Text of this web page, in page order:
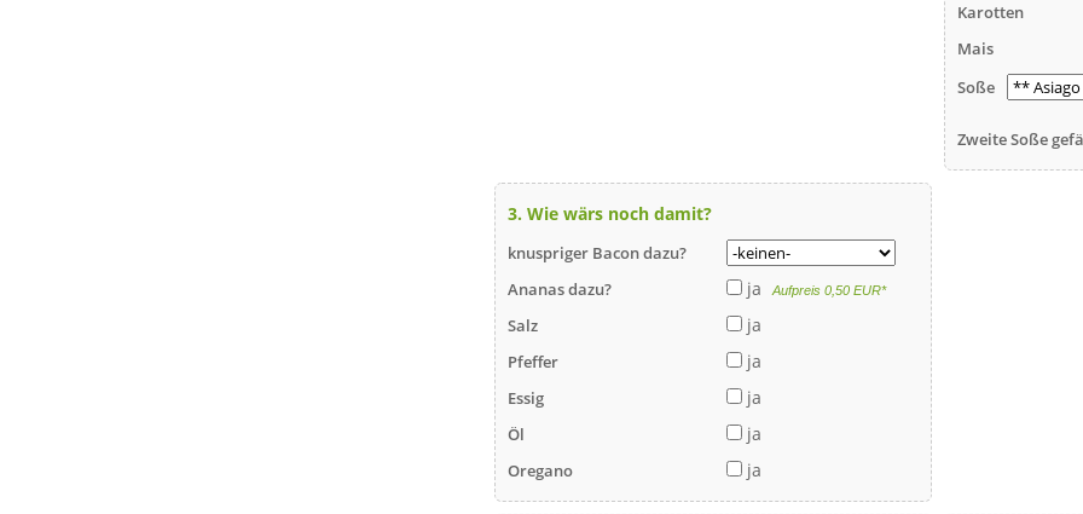
Karotten
Mais
Soße
Zweite Soße
3. Wie wärs noch damit?
knuspriger Bacon dazu?
Ananas dazu?
ja Aufpreis 0,50 EUR*
Salz ja
Pfeffer ja
Essig ja
Öl ja
Oregano ja